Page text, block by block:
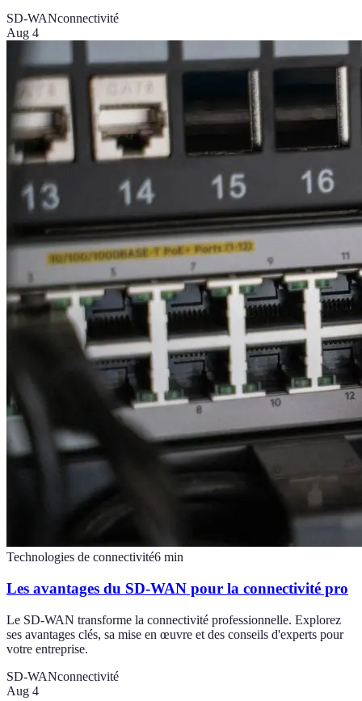
SD-WANconnectivité
Aug 4
Technologies de connectivité6 min
Les avantages du SD-WAN pour la connectivité pro
Le SD-WAN transforme la connectivité professionnelle. Explorez
ses avantages clés, sa mise en œuvre et des conseils d'experts pour
votre entreprise.
SD-WANconnectivité
Aug 4